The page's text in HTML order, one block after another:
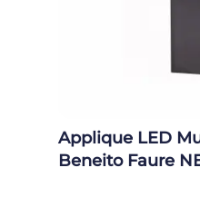
Applique LED
Beneito Faure